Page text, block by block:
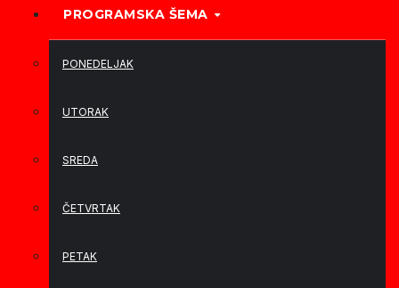
PROGRAMSKA ŠEMA
PONEDELJAK
UTORAK
SREDA
ČETVRTAK
PETAK